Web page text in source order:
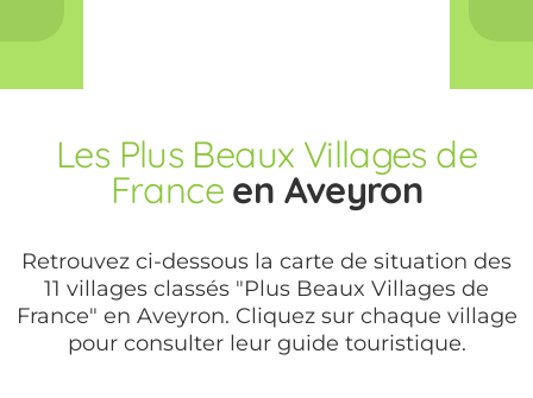
Les Plus Beaux Villages de
France en Aveyron
Retrouvez ci-dessous la carte de situation des
11 villages classés "Plus Beaux Villages de
France" en Aveyron. Cliquez sur chaque village
pour consulter leur guide touristique.